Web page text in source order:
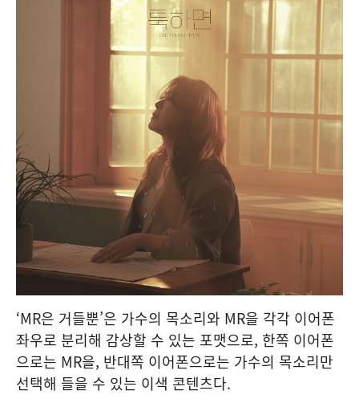
‘MR은 거들뿐’은 가수의 목소리와 MR을 각각 이어폰
좌우로 분리해 감상할 수 있는 포맷으로, 한쪽 이어폰
으로는 MR을, 반대쪽 이어폰으로는 가수의 목소리만
선택해 들을 수 있는 이색 콘텐츠다.